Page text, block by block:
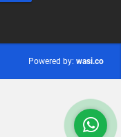
Powered by: wasi.co